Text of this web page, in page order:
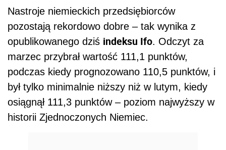
Nastroje niemieckich przedsiębiorców
pozostają rekordowo dobre – tak wynika z
opublikowanego dziś indeksu Ifo. Odczyt za
marzec przybrał wartość 111,1 punktów,
podczas kiedy prognozowano 110,5 punktów, i
był tylko minimalnie niższy niż w lutym, kiedy
osiągnął 111,3 punktów – poziom najwyższy w
historii Zjednoczonych Niemiec.